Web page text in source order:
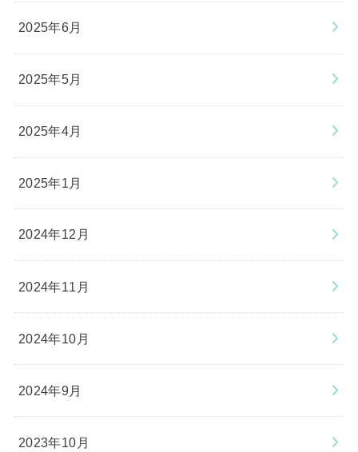
2025年6月
2025年5月
2025年4月
2025年1月
2024年12月
2024年11月
2024年10月
2024年9月
2023年10月